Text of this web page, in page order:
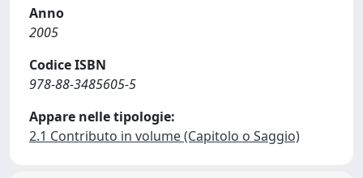
Anno
2005
Codice ISBN
978-88-3485605-5
Appare nelle tipologie:
2.1 Contributo in volume (Capitolo o Saggio)